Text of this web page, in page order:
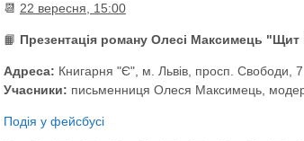
📆 22 вересня, 15:00
📙 Презентація роману Олесі Максимець "Щит
Адреса: Книгарня "Є", м. Львів, просп. Свободи, 7
Учасники: письменниця Олеся Максимець,
Подія у фейсбусі